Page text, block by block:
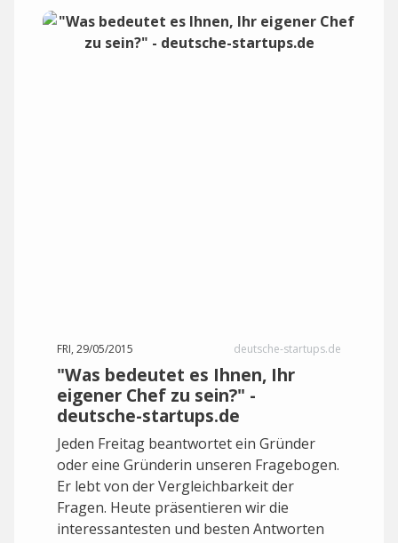
FRI, 29/05/2015 deutsche-startups.de
"Was bedeutet es Ihnen, Ihr
eigener Chef zu sein?" -
deutsche-startups.de
Jeden Freitag beantwortet ein Gründer
oder eine Gründerin unseren Fragebogen.
Er lebt von der Vergleichbarkeit der
Fragen. Heute präsentieren wir die
interessantesten und besten Antworten